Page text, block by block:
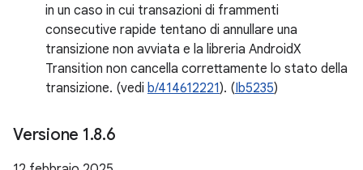
in un caso in cui transazioni di frammenti
consecutive rapide tentano di annullare una
transizione non avviata e la libreria AndroidX
Transition non cancella correttamente lo stato della
transizione. (vedi b/414612221). (Ib5235)
Versione 1.8.6